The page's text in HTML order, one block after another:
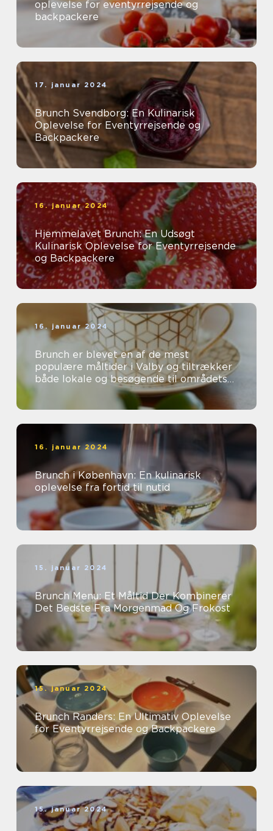
oplevelse for eventyrrejsende og
backpackere
17. januar 2024
Brunch Svendborg: En Kulinarisk
Oplevelse for Eventyrrejsende og
Backpackere
16. januar 2024
Hjemmelavet Brunch: En Udsøgt
Kulinarisk Oplevelse for Eventyrrejsende
og Backpackere
16. januar 2024
Brunch er blevet en af de mest
populære måltider i Valby og tiltrækker
både lokale og besøgende til områdets
mange charmerende caféer og
16. januar 2024
Brunch i København: En kulinarisk
oplevelse fra fortid til nutid
15. januar 2024
Brunch Menu: Et Måltid Der Kombinerer
Det Bedste Fra Morgenmad Og Frokost
15. januar 2024
Brunch Randers: En Ultimativ Oplevelse
for Eventyrrejsende og Backpackere
15. januar 2024